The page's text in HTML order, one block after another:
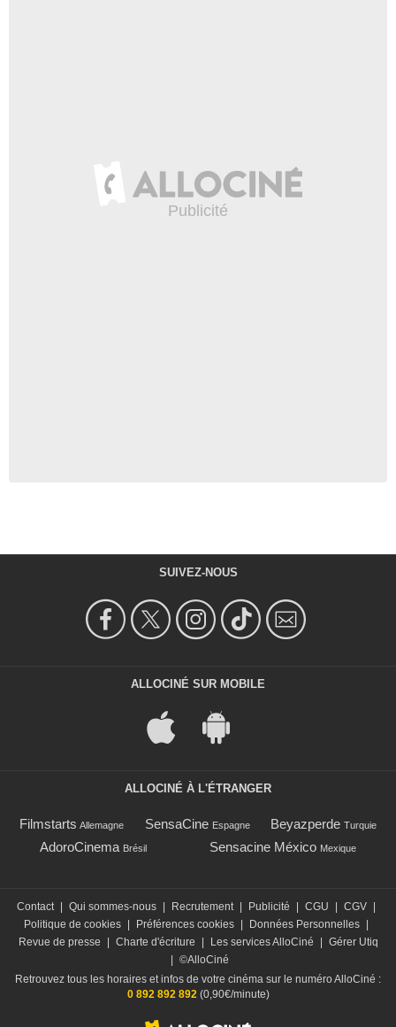
SUIVEZ-NOUS
ALLOCINÉ SUR MOBILE
ALLOCINÉ À L'ÉTRANGER
Filmstarts Allemagne SensaCine Espagne Beyazperde Turquie
AdoroCinema Brésil Sensacine México Mexique
Contact Qui sommes-nous Recrutement Publicité CGU CGV
Politique de cookies
Préférences cookies Données Personnelles
Revue de presse
Charte d'écriture Les services AlloCiné
Gérer Utiq
©AlloCiné
Retrouvez tous les horaires et infos de votre cinéma sur le numéro AlloCiné :
0 892 892 892(0,90€/minute)